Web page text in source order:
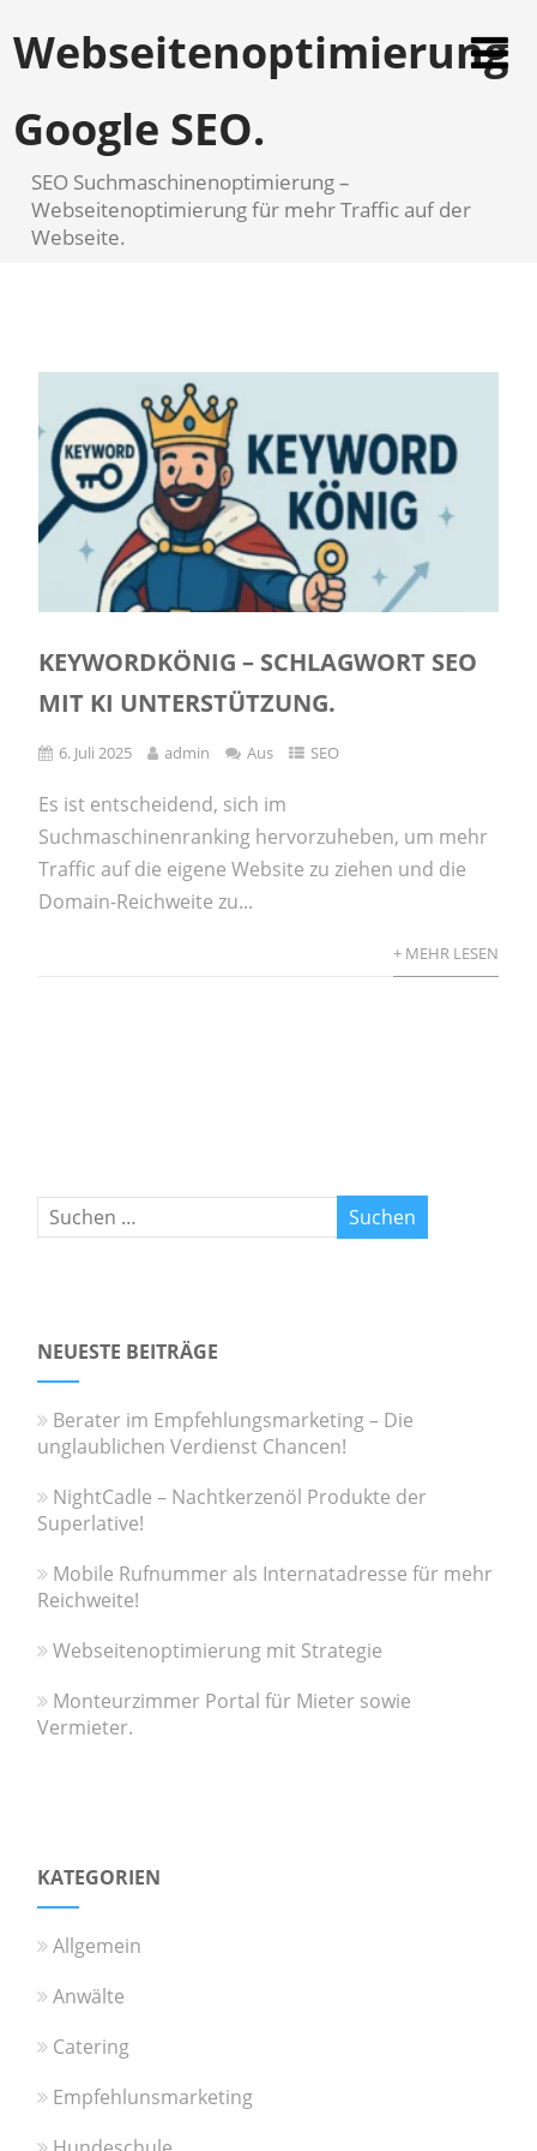
Webseitenoptimierung
Google SEO.
SEO Suchmaschinenoptimierung –
Webseitenoptimierung für mehr Traffic auf der
Webseite.
KEYWORDKÖNIG – SCHLAGWORT SEO
MIT KI UNTERSTÜTZUNG.
6. Juli 2025 admin Aus SEO
Es ist entscheidend, sich im
Suchmaschinenranking hervorzuheben, um mehr
Traffic auf die eigene Website zu ziehen und die
Domain-Reichweite zu...
+ MEHR LESEN
NEUESTE BEITRÄGE
Berater im Empfehlungsmarketing – Die
unglaublichen Verdienst Chancen!
NightCadle – Nachtkerzenöl Produkte der
Superlative!
Mobile Rufnummer als Internatadresse für mehr
Reichweite!
Webseitenoptimierung mit Strategie
Monteurzimmer Portal für Mieter sowie
Vermieter.
KATEGORIEN
Allgemein
Anwälte
Catering
Empfehlunsmarketing